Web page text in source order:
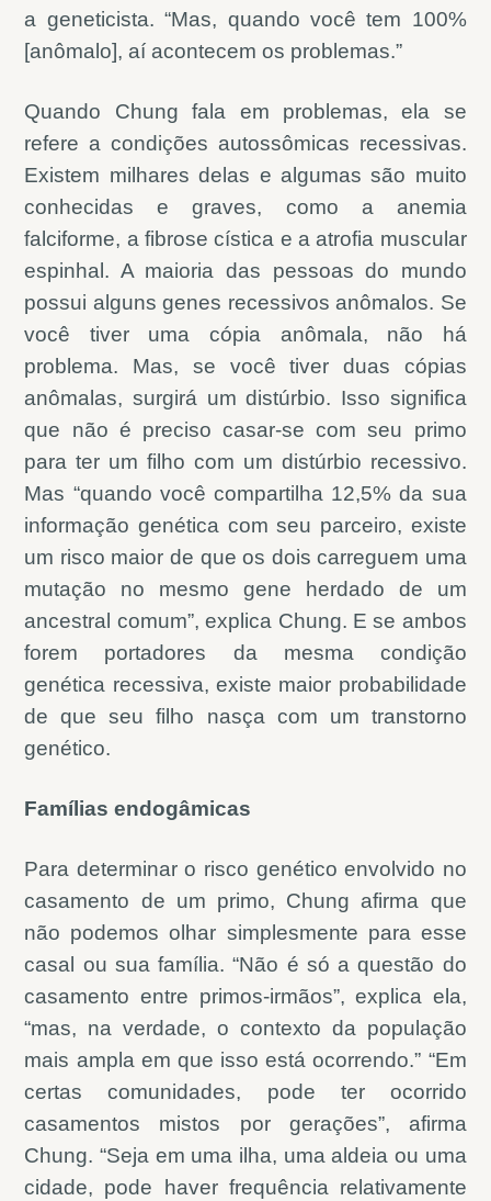
a geneticista. “Mas, quando você tem 100%
[anômalo], aí acontecem os problemas.”
Quando Chung fala em problemas, ela se
refere a condições autossômicas recessivas.
Existem milhares delas e algumas são muito
conhecidas e graves, como a anemia
falciforme, a fibrose cística e a atrofia muscular
espinhal. A maioria das pessoas do mundo
possui alguns genes recessivos anômalos. Se
você tiver uma cópia anômala, não há
problema. Mas, se você tiver duas cópias
anômalas, surgirá um distúrbio. Isso significa
que não é preciso casar-se com seu primo
para ter um filho com um distúrbio recessivo.
Mas “quando você compartilha 12,5% da sua
informação genética com seu parceiro, existe
um risco maior de que os dois carreguem uma
mutação no mesmo gene herdado de um
ancestral comum”, explica Chung. E se ambos
forem portadores da mesma condição
genética recessiva, existe maior probabilidade
de que seu filho nasça com um transtorno
genético.
Famílias endogâmicas
Para determinar o risco genético envolvido no
casamento de um primo, Chung afirma que
não podemos olhar simplesmente para esse
casal ou sua família. “Não é só a questão do
casamento entre primos-irmãos”, explica ela,
“mas, na verdade, o contexto da população
mais ampla em que isso está ocorrendo.” “Em
certas comunidades, pode ter ocorrido
casamentos mistos por gerações”, afirma
Chung. “Seja em uma ilha, uma aldeia ou uma
cidade, pode haver frequência relativamente